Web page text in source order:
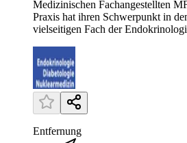
Medizinischen Fachangestellten
Praxis hat ihren Schwerpunkt in
vielseitigen Fach der
Entfernung